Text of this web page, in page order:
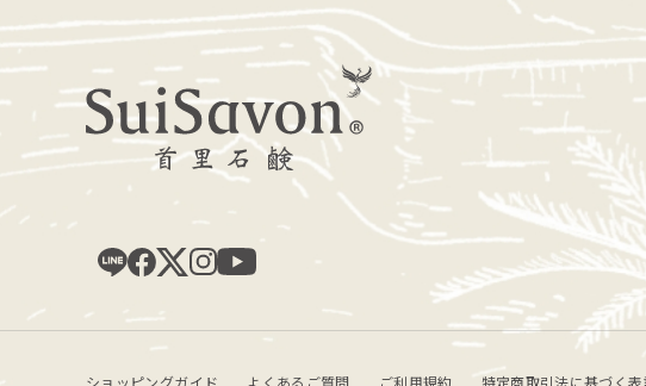
ショッピングガイド よくあるご質問 ご利用規約 特定商取引法に基づく表